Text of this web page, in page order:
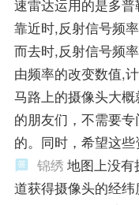
速雷达运用的是多
靠近时,反射信号频
而去时,反射信号频
由频率的改变数值,
马路上的摄像头大
的朋友们，不需要
的。同时，希望这些
锦绣 地图上没有
道获得摄像头的经